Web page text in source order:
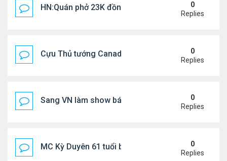
HN:Quán phở 23K đồng một bát, 7 năm không
0
Replies
Cựu Thủ tướng Canada thoa kem chống nắng
0
Replies
Sang VN làm show bán vé giá "trên trời"
0
Replies
MC Kỳ Duyên 61 tuổi bị soi nhan sắc khi 0
Replies